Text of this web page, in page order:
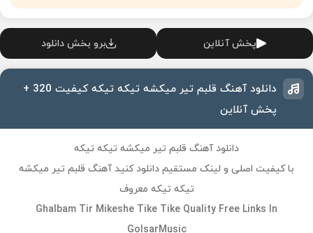
پخش آنلاین برو بخش دانلود
دانلود آهنگ قلبم تیر میکشه تیکه تیکه کیفیت 320 +
پخش آنلاین
دانلود آهنگ قلبم تیر میکشه تیکه تیکه
با کیفیت اصلی و لینک مستقیم دانلود کنید آهنگ قلبم تیر میکشه
تیکه تیکه معروف
Ghalbam Tir Mikeshe Tike Tike Quality Free Links In
GolsarMusic